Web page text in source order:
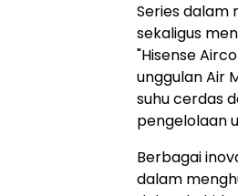
Series dalam
sekaligus
"Hisense
unggulan Air
suhu cerdas
pengelolaan
Berbagai
dalam